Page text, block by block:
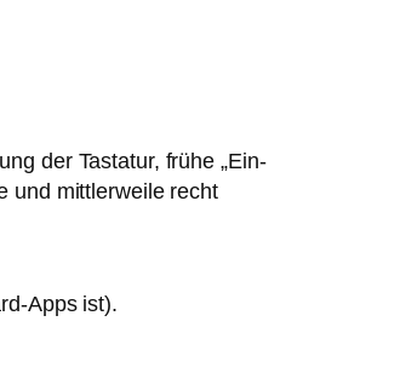
der Tastatur, frühe „Ein-
und mittlerweile recht
Apps ist).